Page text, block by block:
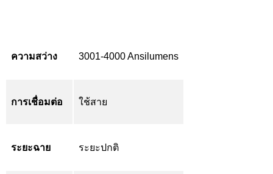
ความสว่าง 3001-4000 Ansilumens
การเชื่อมต่อ ใช้สาย
ระยะฉาย ระยะปกติ